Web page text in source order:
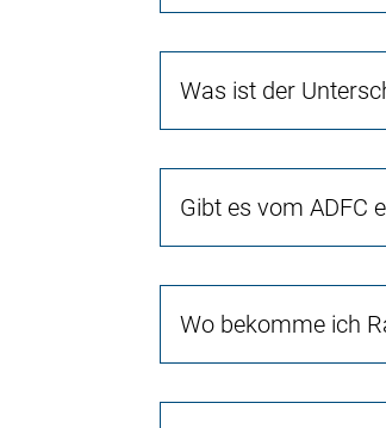
Was ist der
Gibt es vom ADFC
Wo bekomme ich